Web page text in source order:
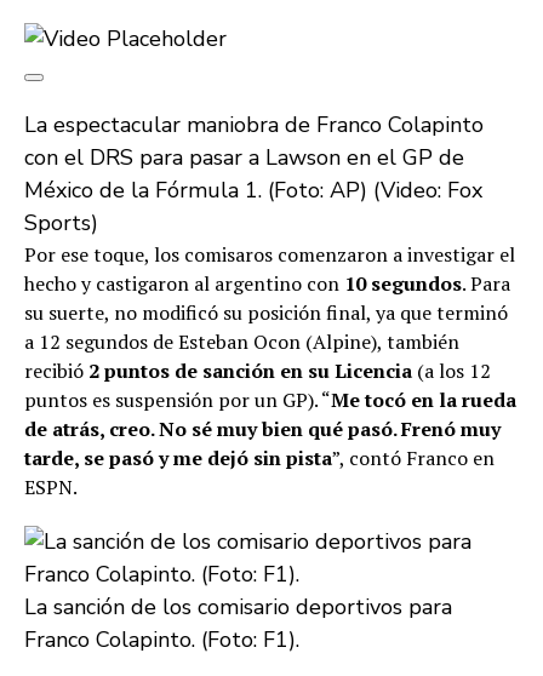
La espectacular maniobra de Franco Colapinto
con el DRS para pasar a Lawson en el GP de
México de la Fórmula 1. (Foto: AP) (Video: Fox
Sports)
Por ese toque, los comisaros comenzaron a investigar el
hecho y castigaron al argentino con 10 segundos. Para
su suerte, no modificó su posición final, ya que terminó
a 12 segundos de Esteban Ocon (Alpine), también
recibió 2 puntos de sanción en su Licencia (a los 12
puntos es suspensión por un GP). “Me tocó en la rueda
de atrás, creo. No sé muy bien qué pasó. Frenó muy
tarde, se pasó y me dejó sin pista”, contó Franco en
ESPN.
La sanción de los comisario deportivos para
Franco Colapinto. (Foto: F1).